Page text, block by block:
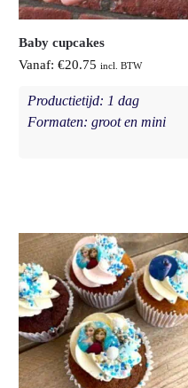
Baby cupcakes
Vanaf: €20.75 incl. BTW
Productietijd: 1 dag
Formaten: groot en mini